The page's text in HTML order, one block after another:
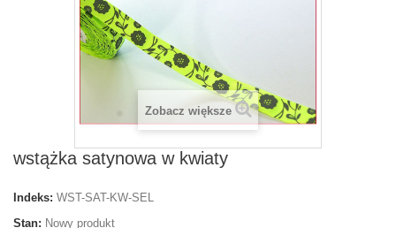
Zobacz większe
wstążka satynowa w kwiaty
Indeks: WST-SAT-KW-SEL
Stan: Nowy produkt